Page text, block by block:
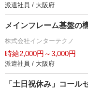
派遣社員 / 大阪府
メインフレーム基盤の
株式会社インターテクノ
時給2,000円～3,000円
派遣社員 / 大阪府
「土日祝休み」コール